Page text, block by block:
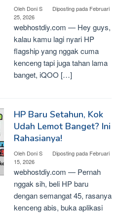
Oleh Doni S Diposting pada Februari
25, 2026
webhostdiy.com — Hey guys,
kalau kamu lagi nyari HP
flagship yang nggak cuma
kenceng tapi juga tahan lama
banget, iQOO […]
HP Baru Setahun, Kok
Udah Lemot Banget? Ini
Rahasianya!
Oleh Doni S Diposting pada Februari
15, 2026
webhostdiy.com — Pernah
nggak sih, beli HP baru
dengan semangat 45, rasanya
kenceng abis, buka aplikasi